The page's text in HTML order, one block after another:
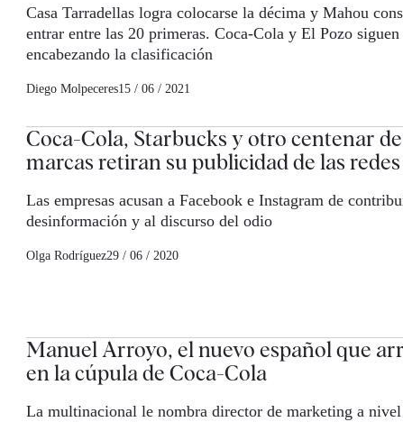
Casa Tarradellas logra colocarse la décima y Mahou
entrar entre las 20 primeras. Coca-Cola y El Pozo siguen
encabezando la clasificación
Diego Molpeceres15 / 06 / 2021
Coca-Cola, Starbucks y otro centenar de
marcas retiran su publicidad de las redes
Las empresas acusan a Facebook e Instagram de
desinformación y al discurso del odio
Olga Rodríguez29 / 06 / 2020
Manuel Arroyo, el nuevo español que
en la cúpula de Coca-Cola
La multinacional le nombra director de marketing a nivel